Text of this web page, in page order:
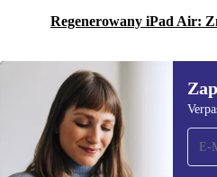
Regenerowany iPad Air:
Zapisz się na
newsletter!